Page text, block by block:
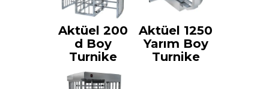
Aktüel 200
d Boy
Turnike
Aktüel 1250
Yarım Boy
Turnike